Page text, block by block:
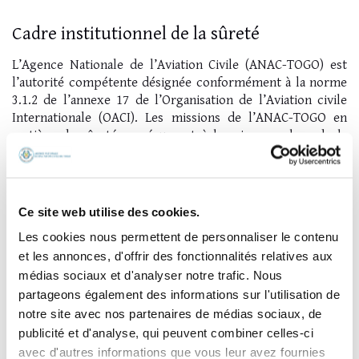
Ce site web utilise des cookies.
Les cookies nous permettent de personnaliser le contenu
et les annonces, d'offrir des fonctionnalités relatives aux
médias sociaux et d'analyser notre trafic. Nous
partageons également des informations sur l'utilisation de
notre site avec nos partenaires de médias sociaux, de
publicité et d'analyse, qui peuvent combiner celles-ci
avec d'autres informations que vous leur avez fournies
Cadre institutionnel de la sûreté
L’Agence Nationale de l’Aviation Civile (ANAC-TOGO) est
l’autorité compétente désignée conformément à la norme
3.1.2 de l’annexe 17 de l’Organisation de l’Aviation civile
Internationale (OACI). Les missions de l’ANAC-TOGO en
matière de sûreté se résument à la mise en place de la
réglementation et la supervision des activités.
La mise en œuvre des mesures de sûreté est dévolue à
l’Autorité de Sûreté de l’Aéroport International Gnassingbé
Eyadema (ASAIGE) structure administrative créée en juillet
2011 et rattachée au ministère des transports. L’ASAIGE est
également l’organe de coordination des mesures de sûreté
en conformité avec la norme 3.2.2 de l’Annexe 17 de l’OACI.